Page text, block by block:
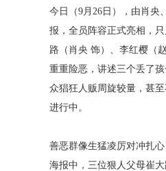
今日（9月 26 日），由肖央
报，全员阵容正式亮相，
路（肖央 饰）、李红樱（
重重险恶，讲述三个丢了
众猖狂人贩周旋较量，甚
进行中。
善恶群像生猛凌厉对冲扎心
海报中，三位狠人父母崔